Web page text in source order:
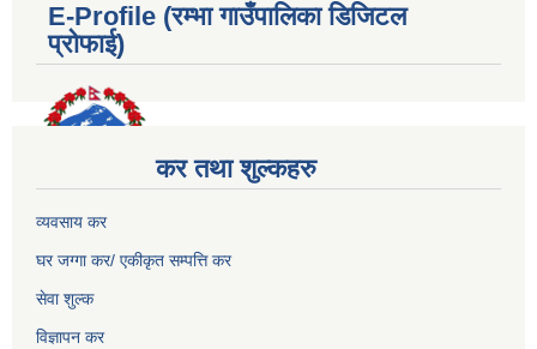
E-Profile (रम्भा गाउँपालिका डिजिटल
प्रोफाई)
कर तथा शुल्कहरु
व्यवसाय कर
घर जग्गा कर/ एकीकृत सम्पत्ति कर
सेवा शुल्क
विज्ञापन कर